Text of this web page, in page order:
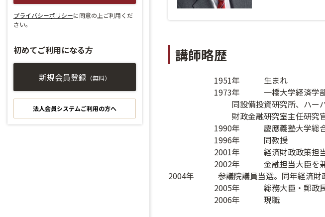
プライバシーポリシーに同意の上ご利用くだ
さい。
初めてご利用になる方
新規会員登録 （無料）
法人会員システムご利用の方へ
講師略歴
1951年 生まれ
1973年 一橋大学経済学部
同設備投資研究所、ハーバード大
財政金融研究室主任研究官、大
1990年 慶應義塾大学総合
1996年 同教授
2001年 経済財政政策担
2002年 金融担当大臣を
2004年 参議院議員当選。同年経済財
2005年 総務大臣・郵政民
2006年 現職